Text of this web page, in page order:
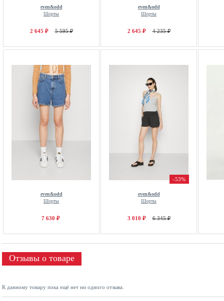
even&odd
Шорты
2 645 ₽ 5 595 ₽
even&odd
Шорты
2 645 ₽ 4 235 ₽
even&odd
Шорты
7 630 ₽
-53%
even&odd
Шорты
3 010 ₽ 6 345 ₽
Отзывы о товаре
К данному товару пока ещё нет ни одного отзыва.